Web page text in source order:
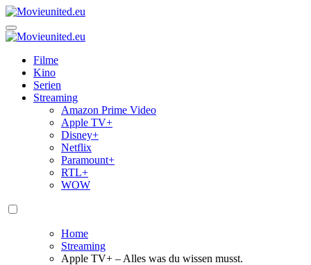
Zum
Inhalt
springen
Movieunited.eu
Filme
Kino
Serien
Streaming
Amazon Prime Video
Apple TV+
Disney+
Netflix
Paramount+
RTL+
WOW
Home
Streaming
Apple TV+ – Alles was du wissen musst.